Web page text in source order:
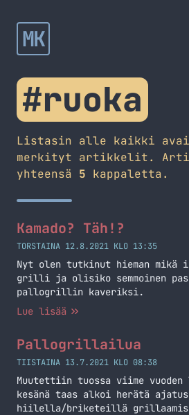
MK
#ruoka
Listasin alle kaikki
merkityt artikkelit.
yhteensä 5 kappaletta.
Kamado? Täh!?
TORSTAINA 12.8.2021 KLO 13:35
Nyt olen tutkinut hieman mikä
grilli ja olisiko semmoinen
pallogrillin kaveriksi.
Lue lisää
Pallogrillailua
TIISTAINA 13.7.2021 KLO 08:38
Muutettiin tuossa viime
kesänä taas alkoi herätä ajatus
hiilella/briketeillä